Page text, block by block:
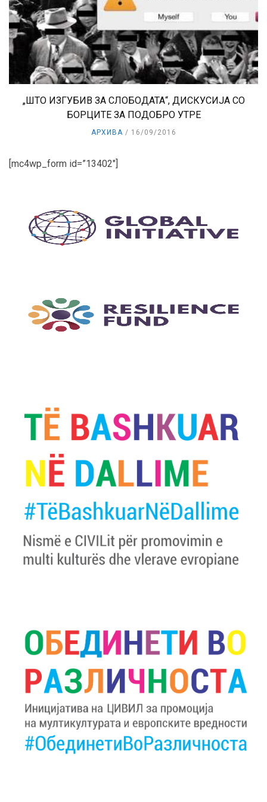
„ШТО ИЗГУБИВ ЗА СЛОБОДАТА“, ДИСКУСИЈА СО
БОРЦИТЕ ЗА ПОДОБРО УТРЕ
АРХИВА 16/09/2016
[mc4wp_form id=”13402″]